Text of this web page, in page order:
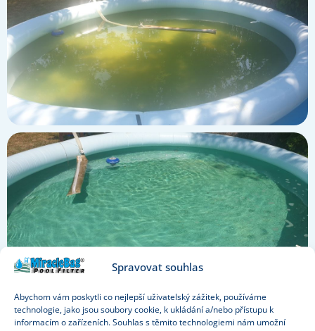
Spravovat souhlas
Abychom vám poskytli co nejlepší uživatelský zážitek, používáme
technologie, jako jsou soubory cookie, k ukládání a/nebo přístupu k
informacím o zařízeních. Souhlas s těmito technologiemi nám umožní